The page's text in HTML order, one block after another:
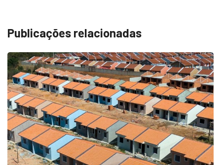
Publicações relacionadas